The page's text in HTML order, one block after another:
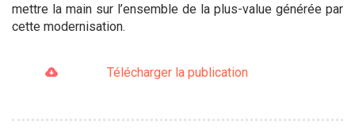
mettre la main sur l’ensemble de la plus-value générée par
cette modernisation.
Télécharger la publication